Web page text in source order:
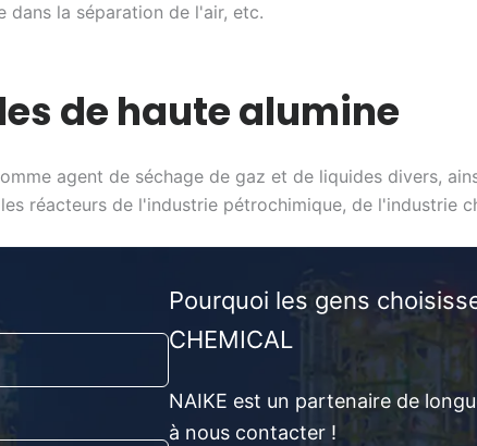
dans la séparation de l'air, etc.
de haute alumine
agent de séchage de gaz et de liquides divers,
réacteurs de l'industrie pétrochimique, de l'industrie
Pourquoi les gens
CHEMICAL
NAIKE est un partenaire de
à nous contacter !